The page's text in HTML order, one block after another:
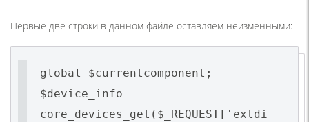
Первые две строки в данном файле оставляем неизменными:
global $currentcomponent;
$device_info =
core_devices_get($_REQUEST['extdi